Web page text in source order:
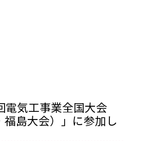
電気工事業全国大会
福島大会）」に参加し